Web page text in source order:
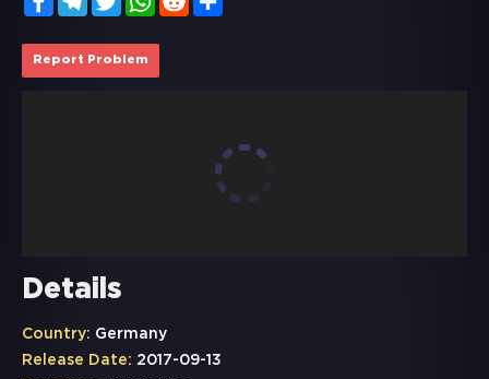
Report Problem
Details
Country: Germany
Release Date: 2017-09-13